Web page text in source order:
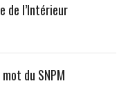
de l’Intérieur
du SNPM